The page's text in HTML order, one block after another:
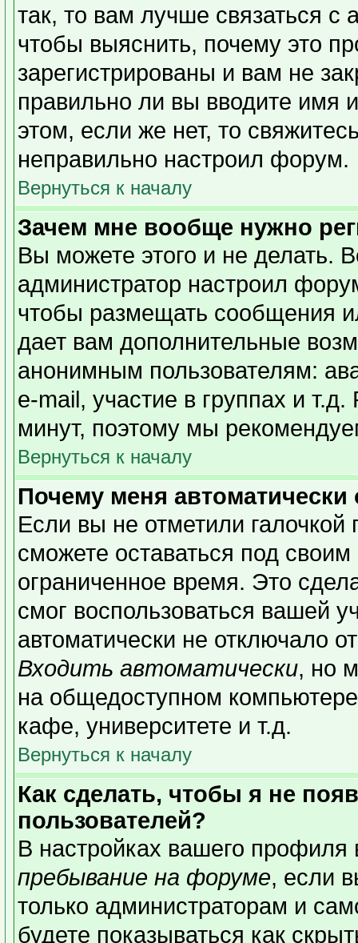
так, то вам лучше связаться
чтобы выяснить, почему это
зарегистрированы и вам не
правильно ли вы вводите
этом, если же нет, то
неправильно настроил форум.
Вернуться к началу
Зачем мне вообще нужно
Вы можете этого и не делать.
администратор настроил
чтобы размещать сообщения
дает вам дополнительные
анонимным пользователям:
e-mail, участие в группах и
минут, поэтому мы
Вернуться к началу
Почему меня автоматически
Если вы не отметили галочкой
сможете оставаться под
ограниченное время. Это
смог воспользоваться вашей
автоматически не отключало
Входить автоматически, но
на общедоступном
кафе, университете и т.д.
Вернуться к началу
Как сделать, чтобы я не
пользователей?
В настройках вашего
пребывание на форуме, если
только администраторам и
будете показываться как